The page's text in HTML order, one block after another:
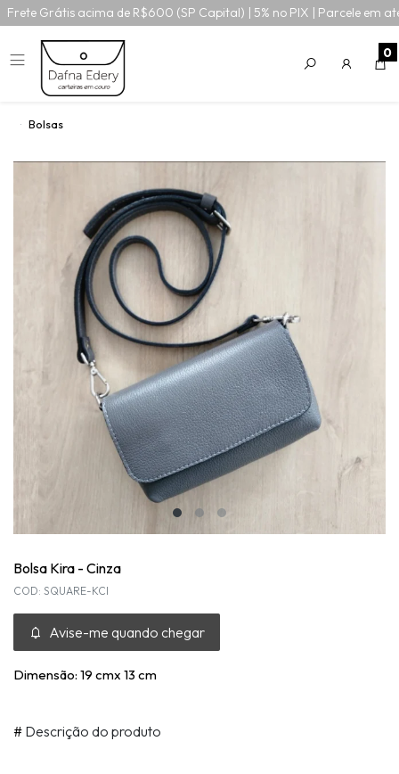
Frete Grátis acima de R$600 (SP Capital) | 5% no PIX | Parcele em
0
Bolsas
Bolsa Kira - Cinza
COD: SQUARE-KCI
Avise-me quando chegar
Dimensão: 19 cmx 13 cm
# Descrição do produto